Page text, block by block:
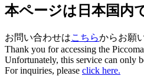
本ページは日本国内
お問い合わせはこちらからお願
Thank you for accessing the
Unfortunately, this service can only
For inquiries, please click here.